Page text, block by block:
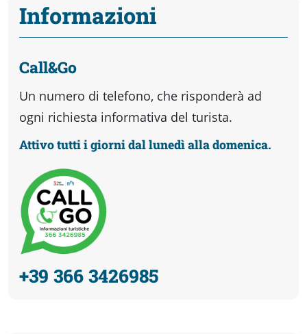
Informazioni
Call&Go
Un numero di telefono, che risponderà ad
ogni richiesta informativa del turista.
Attivo tutti i giorni dal lunedì alla domenica.
+39 366 3426985